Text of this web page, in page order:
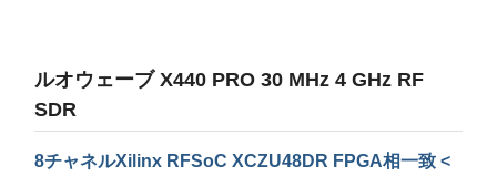
ルオウェーブ X440 PRO 30 MHz 4 GHz RF
SDR
8チャネルXilinx RFSoC XCZU48DR FPGA相一致 <